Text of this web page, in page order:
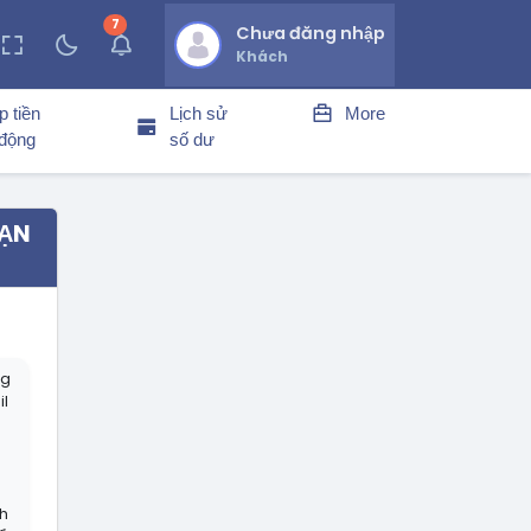
7thông báo chưa đọcChưa đăng nhập
Khách
tiền
Lịch sử
số dư
More